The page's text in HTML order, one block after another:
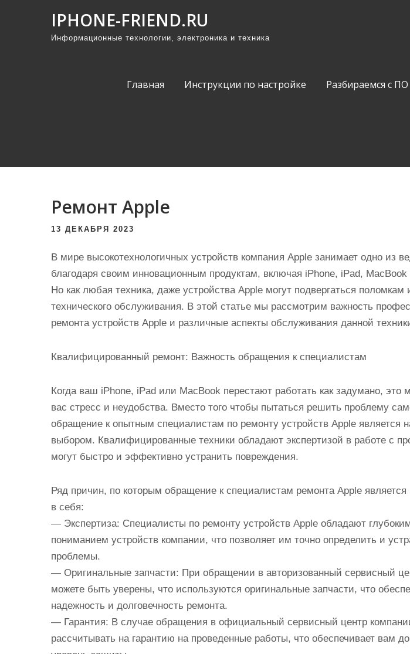
IPHONE-FRIEND.RU
Информационные технологии, электроника и техника
Главная Инструкции по настройке Разбираемся с ПО
Ремонт Apple
13 ДЕКАБРЯ 2023
В мире высокотехнологичных устройств компания Apple занимает одно из
благодаря своим инновационным продуктам, включая iPhone, iPad, MacBook
Но как любая техника, даже устройства Apple могут подвергаться поломкам
технического обслуживания. В этой статье мы рассмотрим важность
ремонта устройств Apple и различные аспекты обслуживания данной
Квалифицированный ремонт: Важность обращения к специалистам
Когда ваш iPhone, iPad или MacBook перестают работать как задумано, это
вас стресс и неудобства. Вместо того чтобы пытаться решить проблему
обращение к опытным специалистам по ремонту устройств Apple является
выбором. Квалифицированные техники обладают экспертизой в работе с
могут быстро и эффективно устранить повреждения.
Ряд причин, по которым обращение к специалистам ремонта Apple
в себя:
— Экспертиза: Специалисты по ремонту устройств Apple обладают
пониманием устройств компании, что позволяет им точно определить и
проблемы.
— Оригинальные запчасти: При обращении в авторизованный сервисный
можете быть уверены, что используются оригинальные запчасти, что
надежность и долговечность ремонта.
— Гарантия: В случае обращения в официальный сервисный центр
рассчитывать на гарантию на проведенные работы, что обеспечивает вам